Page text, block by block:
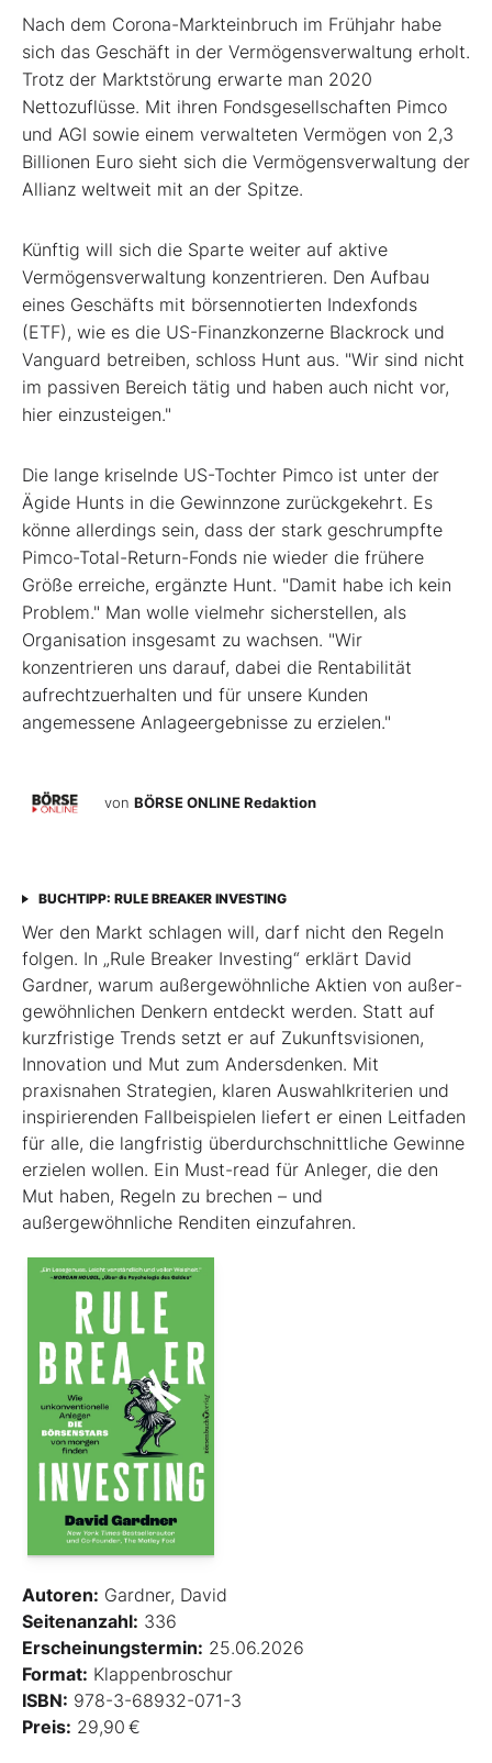
Nach dem Corona-Markteinbruch im Frühjahr habe
sich das Geschäft in der Vermögensverwaltung erholt.
Trotz der Marktstörung erwarte man 2020
Nettozuflüsse. Mit ihren Fondsgesellschaften Pimco
und AGI sowie einem verwalteten Vermögen von 2,3
Billionen Euro sieht sich die Vermögensverwaltung der
Allianz weltweit mit an der Spitze.
Künftig will sich die Sparte weiter auf aktive
Vermögensverwaltung konzentrieren. Den Aufbau
eines Geschäfts mit börsennotierten Indexfonds
(ETF), wie es die US-Finanzkonzerne Blackrock und
Vanguard betreiben, schloss Hunt aus. "Wir sind nicht
im passiven Bereich tätig und haben auch nicht vor,
hier einzusteigen."
Die lange kriselnde US-Tochter Pimco ist unter der
Ägide Hunts in die Gewinnzone zurückgekehrt. Es
könne allerdings sein, dass der stark geschrumpfte
Pimco-Total-Return-Fonds nie wieder die frühere
Größe erreiche, ergänzte Hunt. "Damit habe ich kein
Problem." Man wolle vielmehr sicherstellen, als
Organisation insgesamt zu wachsen. "Wir
konzentrieren uns darauf, dabei die Rentabilität
aufrechtzuerhalten und für unsere Kunden
angemessene Anlageergebnisse zu erzielen."
von BÖRSE ONLINE Redaktion
BUCHTIPP: RULE BREAKER INVESTING
Wer den Markt schlagen will, darf nicht den Regeln
folgen. In „Rule Breaker Investing“ erklärt David
Gardner, warum außergewöhnliche Aktien von außer­
gewöhnlichen Denkern entdeckt werden. Statt auf
kurzfristige Trends setzt er auf Zukunftsvisionen,
Innovation und Mut zum Andersdenken. Mit
praxisnahen Strategien, klaren Auswahlkriterien und
inspirierenden Fallbeispielen liefert er einen Leit­faden
für alle, die langfristig überdurchschnittliche Gewinne
erzielen wollen. Ein Must-read für Anleger, die den
Mut haben, Regeln zu brechen – und
außergewöhnliche Renditen einzufahren.
Autoren: Gardner, David
Seitenanzahl: 336
Erscheinungstermin: 25.06.2026
Format: Klappenbroschur
ISBN: 978-3-68932-071-3
Preis: 29,90 €